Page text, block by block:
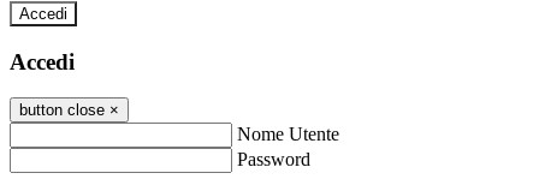
Accedi
Accedi
button close ×
Nome Utente
Password